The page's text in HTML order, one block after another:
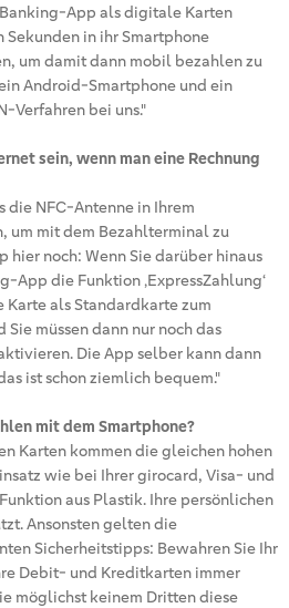
App als digitale Karten
in ihr Smartphone
um damit dann mobil bezahlen zu
Android-Smartphone und ein
Verfahren bei uns."
sein, wenn man eine Rechnung
die NFC-Antenne in Ihrem
um mit dem Bezahlterminal zu
hier noch: Wenn Sie darüber hinaus
App die Funktion ‚ExpressZahlung‘
als Standardkarte zum
müssen dann nur noch das
Die App selber kann dann
ist schon ziemlich bequem."
mit dem Smartphone?
Karten kommen die gleichen hohen
wie bei Ihrer girocard, Visa- und
aus Plastik. Ihre persönlichen
Ansonsten gelten die
Sicherheitstipps: Bewahren Sie Ihr
Debit- und Kreditkarten immer
möglichst keinem Dritten diese